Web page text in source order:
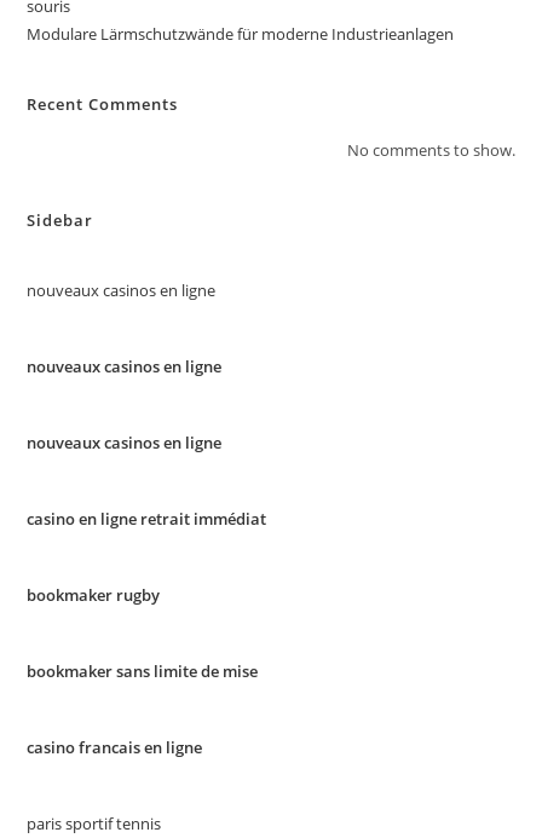
souris
Modulare Lärmschutzwände für moderne Industrieanlagen
Recent Comments
No comments to show.
Sidebar
nouveaux casinos en ligne
nouveaux casinos en ligne
nouveaux casinos en ligne
casino en ligne retrait immédiat
bookmaker rugby
bookmaker sans limite de mise
casino francais en ligne
paris sportif tennis